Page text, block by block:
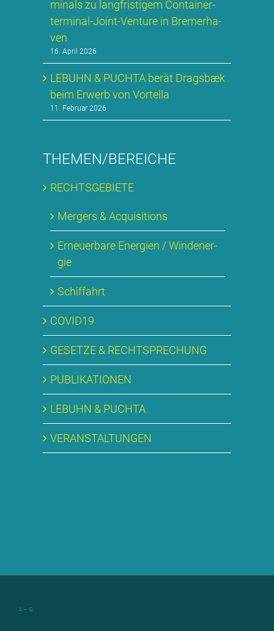
mi­nals zu lang­fris­ti­gem Con­tai­ner­
ter­mi­nal-Joint-Ven­ture in Bre­mer­ha­
ven
16. April 2026
LE­BUHN & PUCH­TA be­rät Drags­bæk
beim Er­werb von Vortel­la
11. Februar 2026
THEMEN/BEREICHE
RECHTS­GE­BIE­TE
Mer­gers & Ac­qui­si­ti­ons
Er­neu­er­ba­re En­er­gien / Wind­ener­
gie
Schif­fahrt
COVID19
GE­SET­ZE & RECHT­SPRE­CHUNG
PU­BLI­KA­TIO­NEN
LE­BUHN & PUCH­TA
VER­AN­STAL­TUN­GEN
A – G